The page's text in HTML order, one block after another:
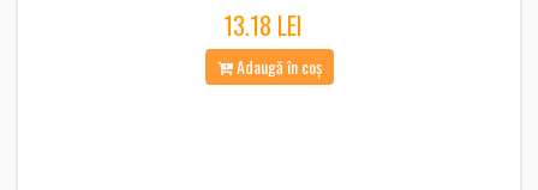
13.18 LEI
Adaugă în coș